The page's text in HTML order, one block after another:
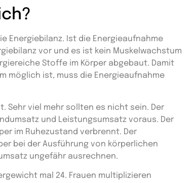
Energiebilanz. Ist die Energieaufnahme
vor und es ist kein Muskelwachstum
Stoffe im Körper abgebaut. Damit
möglich ist, muss die Energieaufnahme
Sehr viel mehr sollten es nicht sein. Der
und Leistungsumsatz voraus. Der
im Ruhezustand verbrennt. Der
bei der Ausführung von körperlichen
ungefähr ausrechnen.
mal 24. Frauen multiplizieren